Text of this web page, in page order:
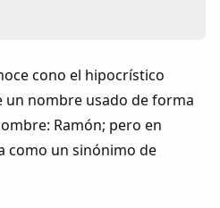
cono el hipocrístico
nombre usado de forma
Ramón; pero en
como un sinónimo de